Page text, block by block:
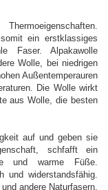
ein erstklassiges
Faser. Alpakawolle
Wolle, bei niedrigen
Außentemperauren
Die Wolle wirkt
aus Wolle, die besten
auf und geben sie
schfafft ein
und warme Füße.
und widerstandsfähig.
andere Naturfasern.